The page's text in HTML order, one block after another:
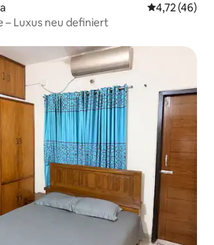
4,72 (46)
– Luxus neu definiert